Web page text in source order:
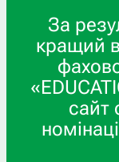
За
кращий
сайт